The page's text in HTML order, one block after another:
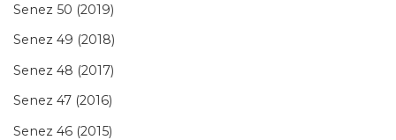
Senez 50 (2019)
Senez 49 (2018)
Senez 48 (2017)
Senez 47 (2016)
Senez 46 (2015)